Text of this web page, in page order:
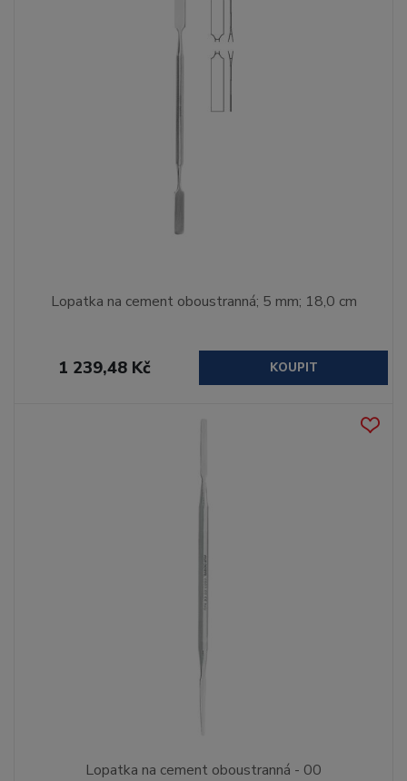
Lopatka na cement oboustranná; 5 mm; 18,0 cm
1 239,48 Kč KOUPIT
Lopatka na cement oboustranná - 00